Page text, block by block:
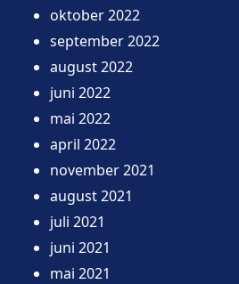
oktober 2022
september 2022
august 2022
juni 2022
mai 2022
april 2022
november 2021
august 2021
juli 2021
juni 2021
mai 2021